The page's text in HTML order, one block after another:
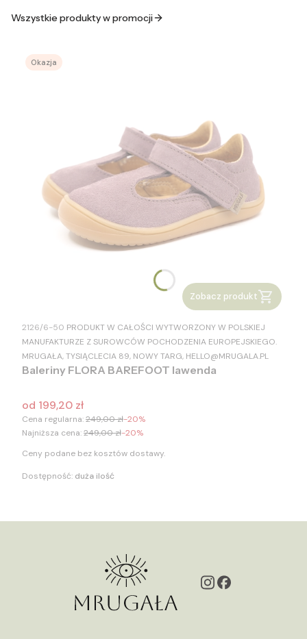
Wszystkie produkty w promocji
Okazja
Zobacz produkt
2126/6-50 PRODUCENT
PRODUKT W CAŁOŚCI WYTWORZONY W POLSKIEJ
MANUFAKTURZE Z SUROWCÓW POCHODZENIA EUROPEJSKIEGO.
MRUGAŁA, TYSIĄCLECIA 89, NOWY TARG, HELLO@MRUGALA.PL
Baleriny FLORA BAREFOOT lawenda
Cena promocyjna
od 199,20 zł
Cena regularna:249,00 zł-20%
Najniższa cena:249,00 zł-20%
Ceny podane bez kosztów dostawy.
Dostępność: duża ilość